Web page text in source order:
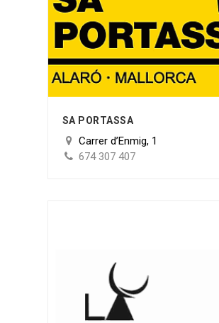
SA PORTASSA
Carrer d’Enmig, 1
674 307 407